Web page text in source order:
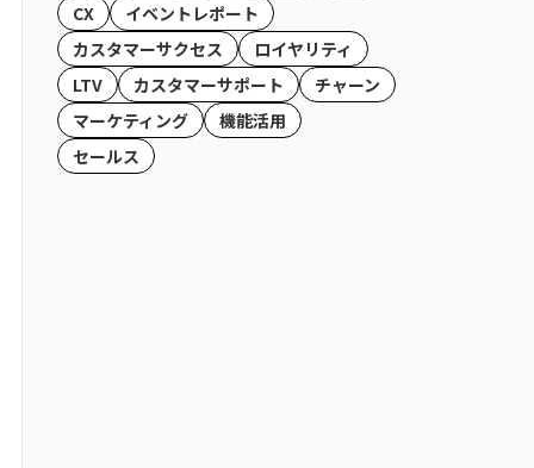
CX
イベントレポート
カスタマーサクセス
ロイヤリティ
LTV
カスタマーサポート
チャーン
マーケティング
機能活用
セールス